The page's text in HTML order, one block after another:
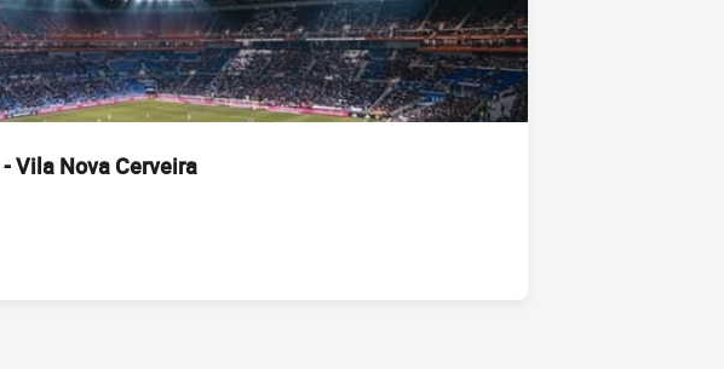
Vila Nova Cerveira